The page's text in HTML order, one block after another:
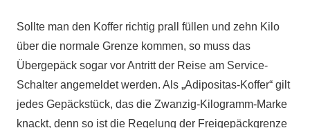
Sollte man den Koffer richtig prall füllen und zehn Kilo
über die normale Grenze kommen, so muss das
Übergepäck sogar vor Antritt der Reise am Service-
Schalter angemeldet werden. Als „Adipositas-Koffer“ gilt
jedes Gepäckstück, das die Zwanzig-Kilogramm-Marke
knackt, denn so ist die Regelung der Freigepäckgrenze